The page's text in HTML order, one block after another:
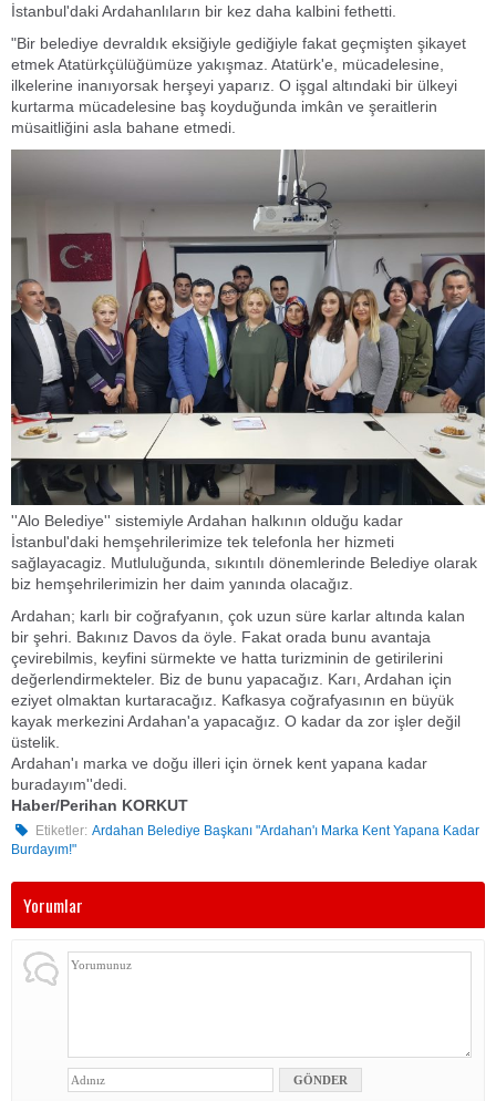
İstanbul'daki Ardahanlıların bir kez daha kalbini fethetti.
"Bir belediye devraldık eksiğiyle gediğiyle fakat geçmişten şikayet
etmek Atatürkçülüğümüze yakışmaz. Atatürk'e, mücadelesine,
ilkelerine inanıyorsak herşeyi yaparız. O işgal altındaki bir ülkeyi
kurtarma mücadelesine baş koyduğunda imkân ve şeraitlerin
müsaitliğini asla bahane etmedi.
''Alo Belediye'' sistemiyle Ardahan halkının olduğu kadar
İstanbul'daki hemşehrilerimize tek telefonla her hizmeti
sağlayacagiz. Mutluluğunda, sıkıntılı dönemlerinde Belediye olarak
biz hemşehrilerimizin her daim yanında olacağız.
Ardahan; karlı bir coğrafyanın, çok uzun süre karlar altında kalan
bir şehri. Bakınız Davos da öyle. Fakat orada bunu avantaja
çevirebilmis, keyfini sürmekte ve hatta turizminin de getirilerini
değerlendirmekteler. Biz de bunu yapacağız. Karı, Ardahan için
eziyet olmaktan kurtaracağız. Kafkasya coğrafyasının en büyük
kayak merkezini Ardahan'a yapacağız. O kadar da zor işler değil
üstelik.
Ardahan'ı marka ve doğu illeri için örnek kent yapana kadar
buradayım''dedi.
Haber/Perihan KORKUT
Etiketler: Ardahan Belediye Başkanı "Ardahan'ı Marka Kent Yapana Kadar
Burdayım!"
Yorumlar